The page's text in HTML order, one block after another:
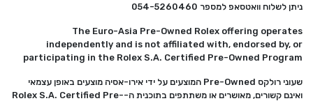
ניתן לשלוח וואטסאפ למספר 054-5260460
The Euro-Asia Pre-Owned Rolex offering operates
independently and is not affiliated with, endorsed by, or
participating in the Rolex S.A. Certified Pre-Owned Program
שעוני רולקס Pre-Owned המוצעים על ידי אירו-אסיה מוצעים באופן עצמאי
ואינם קשורים, מאושרים או משתתפים בתוכנית ה-Rolex S.A. Certified Pre-